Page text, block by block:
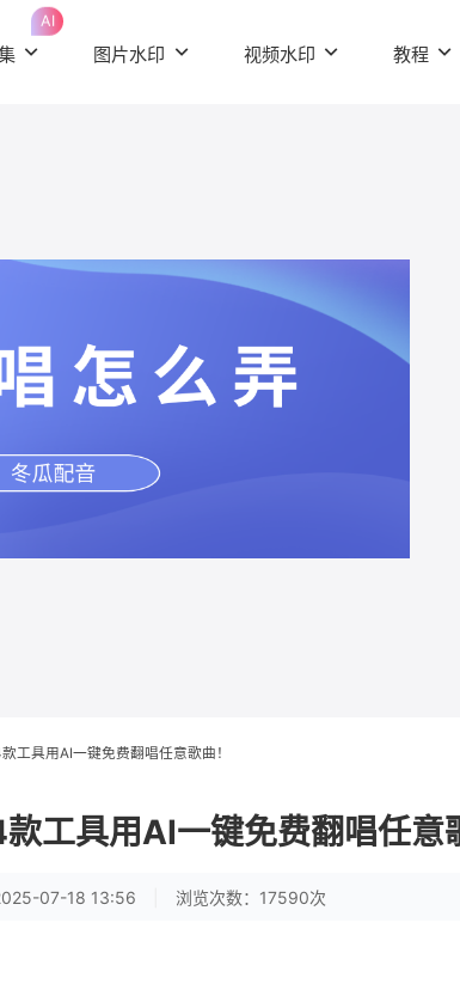
AI
图片水印 视频水印 教程
工具用AI一键免费翻唱任意歌曲！
工具用AI一键免费翻唱任意
07-18 13:56 浏览次数：17590次